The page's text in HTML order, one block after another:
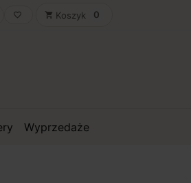
favorite_border shopping_cart Koszyk 0
Wyprzedaże